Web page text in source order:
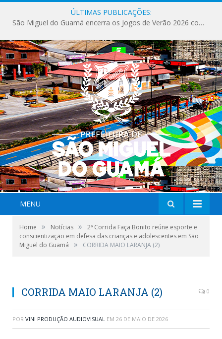
ÚLTIMAS PUBLICAÇÕES:
Milhares de fiéis tomam as ruas de São Miguel do Guamá em uma grande celebração de fé na Marcha para Jesus 2026.
MENU
Home » Notícias »
2ª Corrida Faça Bonito reúne esporte e
conscientização em defesa das crianças e adolescentes em São
Miguel do Guamá
» CORRIDA MAIO LARANJA (2)
CORRIDA MAIO LARANJA (2) 0
POR VINI PRODUÇÃO AUDIOVISUAL EM 26 DE MAIO DE 2026